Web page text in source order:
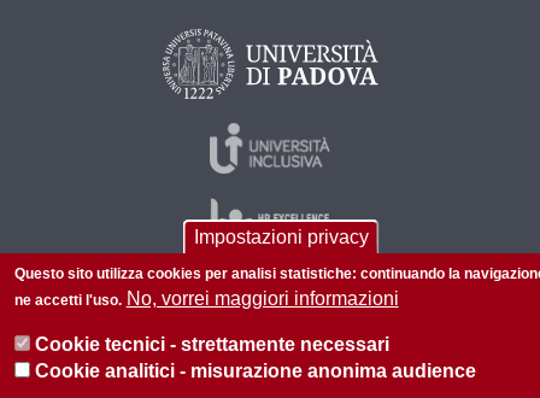
Impostazioni privacy
Questo sito utilizza cookies per analisi statistiche: continuando la
ne accetti l'uso. No, vorrei maggiori informazioni
Cookie tecnici - strettamente necessari
Cookie analitici - misurazione anonima audience